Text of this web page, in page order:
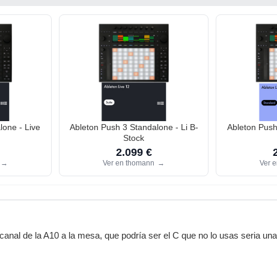
- Live
→
Ableton Push 3 Standalone - Li B-
Stock
2.099 €
Ver en thomann →
Ableton
Ver
de la A10 a la mesa, que podría ser el C que no lo usas seria